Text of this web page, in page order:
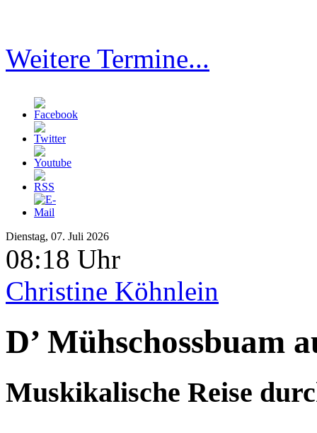
Weitere Termine...
Dienstag, 07. Juli 2026
08:18 Uhr
Christine Köhnlein
D’ Mühschossbuam
Muskikalische Reise